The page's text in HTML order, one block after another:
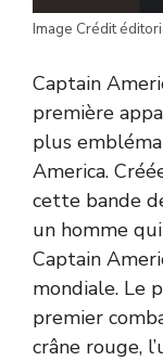
Image Crédit
Captain
première
plus
America.
cette bande
un homme
Captain
mondiale. Le
premier
crâne rouge,